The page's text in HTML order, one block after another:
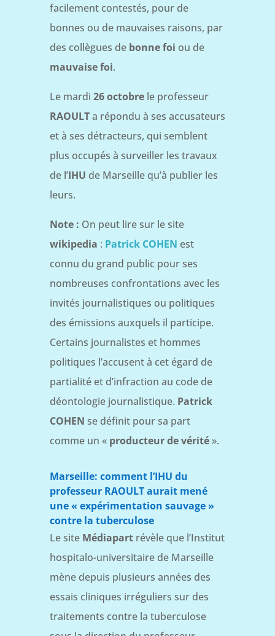
facilement contestés, pour de
bonnes ou de mauvaises raisons, par
des collègues de bonne foi ou de
mauvaise foi.
Le mardi 26 octobrele professeur
RAOULTa répondu à ses accusateurs
et à ses détracteurs, qui semblent
plus occupés à surveiller les travaux
de l’IHU de Marseille qu’à publier les
leurs.
Note : On peut lire sur le site
wikipedia : Patrick COHEN est
connu du grand public pour ses
nombreuses confrontations avec les
invités journalistiques ou politiques
des émissions auxquels il participe.
Certains journalistes et hommes
politiques l’accusent à cet égard de
partialité et d’infraction au code de
déontologie journalistique. Patrick
COHEN se définit pour sa part
comme un « producteur de vérité».
Marseille: comment l’IHU du
professeur RAOULT aurait mené
une « expérimentation sauvage »
contre la tuberculose
Le site Médiapartrévèle que l’Institut
hospitalo-universitaire de Marseille
mène depuis plusieurs années des
essais cliniques irréguliers sur des
traitements contre la tuberculose